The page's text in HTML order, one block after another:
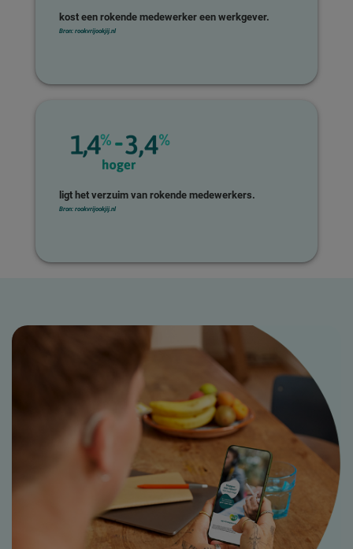
kost een rokende medewerker een werkgever.
Bron: rookvrijookjij.nl
ligt het verzuim van rokende medewerkers.
Bron: rookvrijookjij.nl